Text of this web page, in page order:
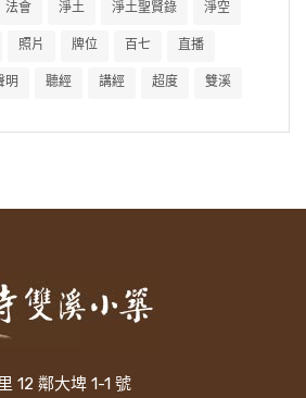
法會 淨土 淨土聖賢錄 淨空
照片 牌位 百七 直播
明 聽經 講經 超度 雙溪
12 鄰大埤 1-1 號